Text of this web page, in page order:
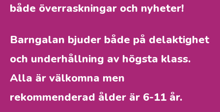
både överraskningar och nyheter!
Barngalan bjuder både på delaktighet
och underhållning av högsta klass.
Alla är välkomna men
rekommenderad ålder är 6-11 år.